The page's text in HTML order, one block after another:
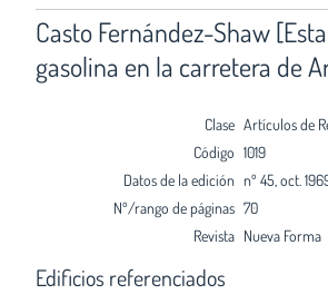
Casto Fernández-Shaw
gasolina en la carretera de
Clase Artículos de
Código 1019
Datos de la edición nº 45, oct.
Nº/rango de páginas 70
Revista Nueva Forma
Edificios referenciados